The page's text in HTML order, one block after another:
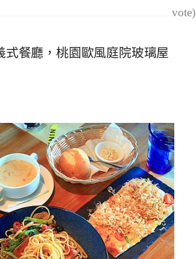
vote)
餐廳，桃園歐風庭院玻璃屋